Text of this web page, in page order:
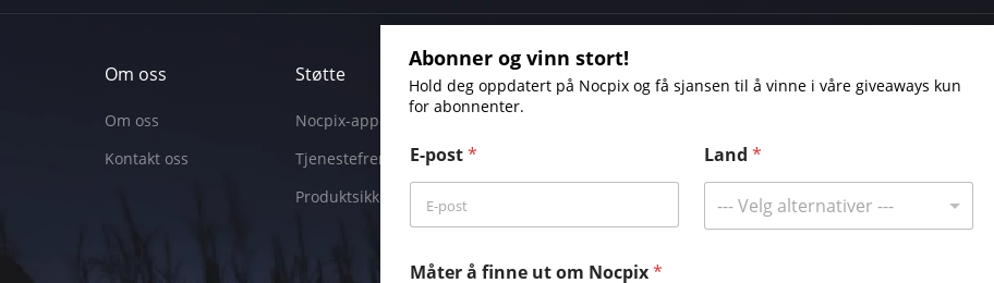
Om oss
Om oss
Kontakt oss
Støtte
Nocpix-appen
Tjenestefremdrift
Produktsikkerhetssenter
Hvor kan man kjøpe
Tlf: +49 800 1806627
info@nocpix.com
støtte)
Abonner og vinn stort!
Hold deg oppdatert på Nocpix og få sjansen til å vinne i våre giveaways kun
for abonnenter.
E-post* Land*
--- Velg alternativer ---
Måter å finne ut om Nocpix*